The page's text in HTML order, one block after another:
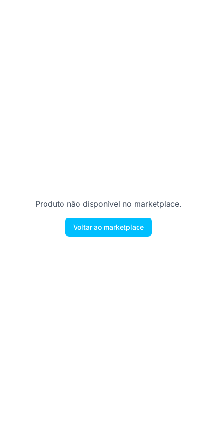
Produto não disponível no marketplace.
Voltar ao marketplace